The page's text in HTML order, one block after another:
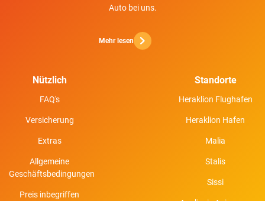
Auto bei uns.
Mehr lesen
Nützlich
FAQ's
Versicherung
Extras
Allgemeine
Geschäftsbedingungen
Preis inbegriffen
Standorte
Heraklion Flughafen
Heraklion Hafen
Malia
Stalis
Sissi